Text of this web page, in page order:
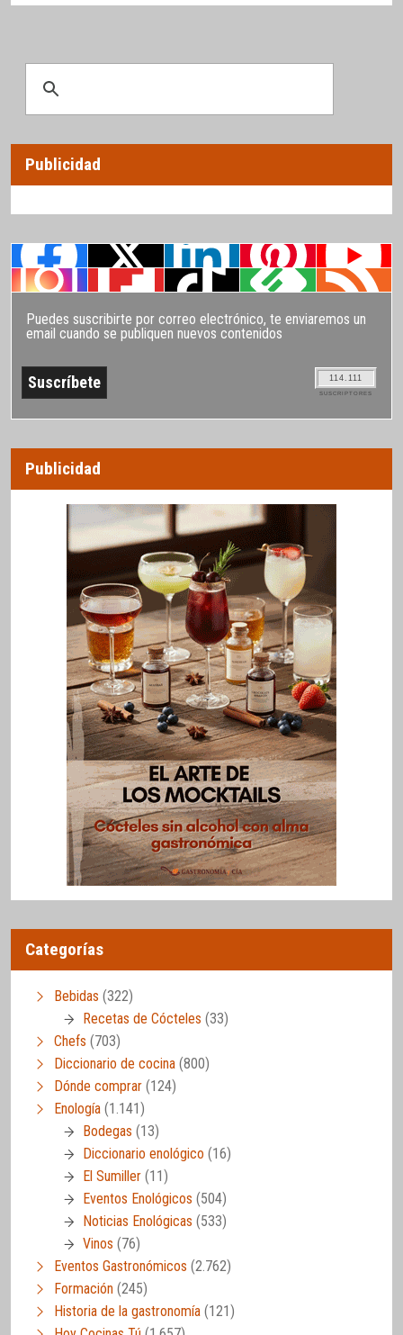
Publicidad
Puedes suscribirte por correo electrónico, te enviaremos un
email cuando se publiquen nuevos contenidos
114.111
SUSCRIPTORES
Publicidad
Categorías
Bebidas (322)
Recetas de Cócteles (33)
Chefs (703)
Diccionario de cocina (800)
Dónde comprar (124)
Enología (1.141)
Bodegas (13)
Diccionario enológico (16)
El Sumiller (11)
Eventos Enológicos (504)
Noticias Enológicas (533)
Vinos (76)
Eventos Gastronómicos (2.762)
Formación (245)
Historia de la gastronomía (121)